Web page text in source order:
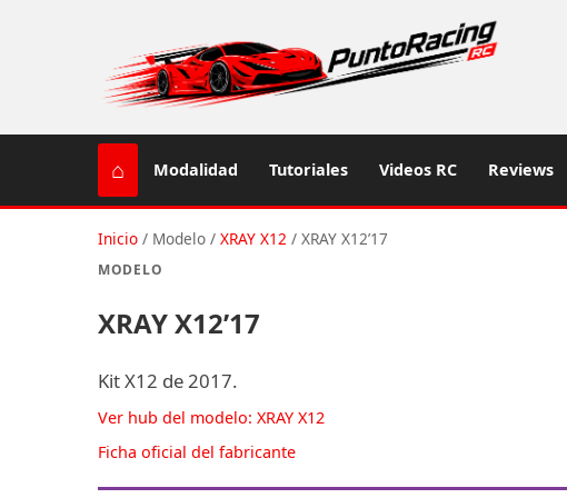
⌂ Modalidad Tutoriales Videos RC Reviews
Inicio / Modelo / XRAY X12 / XRAY X12’17
MODELO
XRAY X12’17
Kit X12 de 2017.
Ver hub del modelo: XRAY X12
Ficha oficial del fabricante